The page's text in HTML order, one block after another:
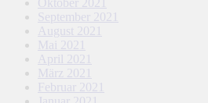
Oktober 2021
September 2021
August 2021
Mai 2021
April 2021
März 2021
Februar 2021